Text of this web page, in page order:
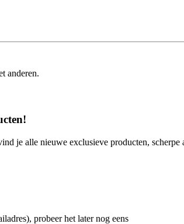
anderen.
je alle nieuwe exclusieve producten, scherpe
probeer het later nog eens